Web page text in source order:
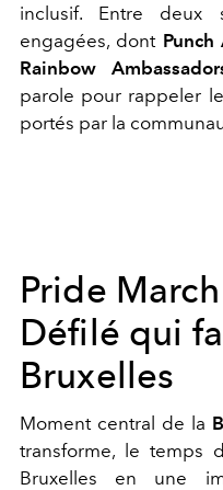
inclusif. Entre deux
engagées, dont Punch
Rainbow
parole pour rappeler
portés par la
Pride
Défilé qui
Bruxelles
Moment central de la
transforme, le temps
Bruxelles en une